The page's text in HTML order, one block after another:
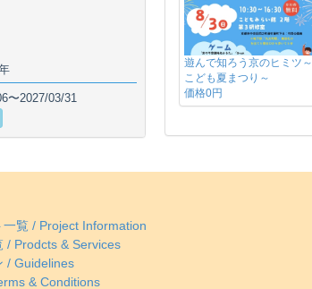
〜2027/03/31
遊んで知ろう京のヒミツ～
こども夏まつり～
価格0円
一覧 / Project Information
/ Prodcts & Services
/ Guidelines
& Conditions